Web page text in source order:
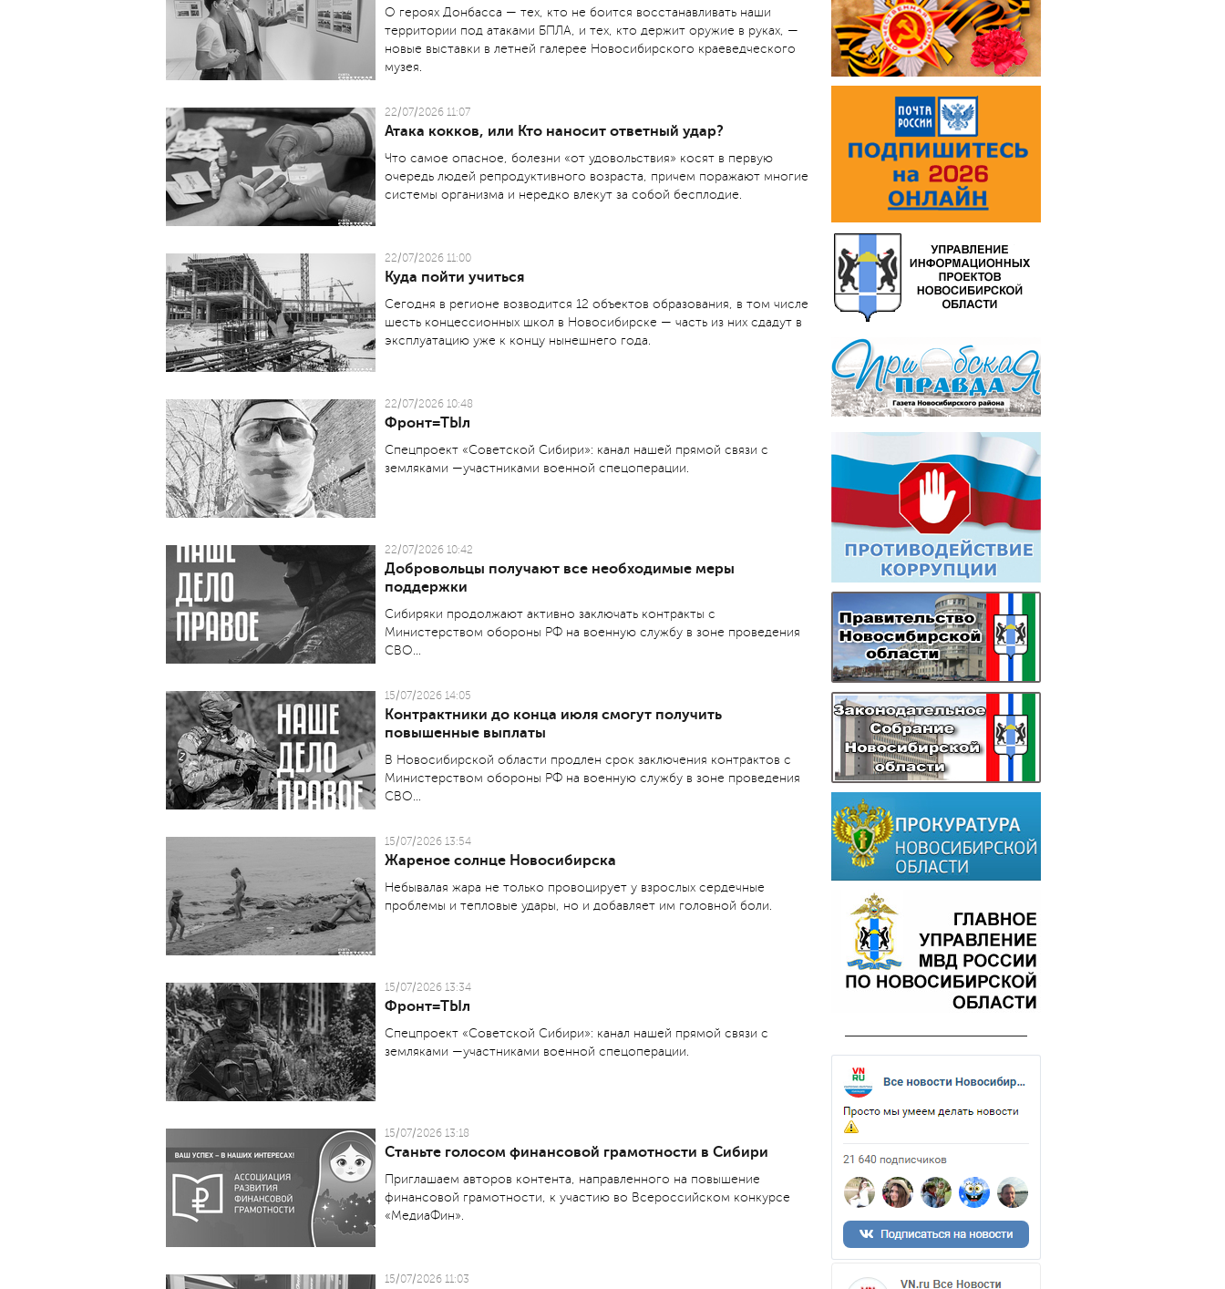
О героях Донбасса — тех, кто не боится восстанавливать наши
территории под атаками БПЛА, и тех, кто держит оружие в руках, —
новые выставки в летней галерее Новосибирского краеведческого
музея.
22/07/2026 11:07
Атака кокков, или Кто наносит ответный удар?
Что самое опасное, болезни «от удовольствия» косят в первую
очередь людей репродуктивного возраста, причем поражают многие
системы организма и нередко влекут за собой бесплодие.
22/07/2026 11:00
Куда пойти учиться
Сегодня в регионе возводится 12 объектов образования, в том числе
шесть концессионных школ в Новосибирске — часть из них сдадут в
эксплуатацию уже к концу нынешнего года.
22/07/2026 10:48
Фронт=ТЫл
Спецпроект «Советской Сибири»: канал нашей прямой связи с
земляками —участниками военной спецоперации.
22/07/2026 10:42
Добровольцы получают все необходимые меры
поддержки
Сибиряки продолжают активно заключать контракты с
Министерством обороны РФ на военную службу в зоне проведения
СВО...
15/07/2026 14:05
Контрактники до конца июля смогут получить
повышенные выплаты
В Новосибирской области продлен срок заключения контрактов с
Министерством обороны РФ на военную службу в зоне проведения
СВО...
15/07/2026 13:54
Жареное солнце Новосибирска
Небывалая жара не только провоцирует у взрослых сердечные
проблемы и тепловые удары, но и добавляет им головной боли.
15/07/2026 13:34
Фронт=ТЫл
Спецпроект «Советской Сибири»: канал нашей прямой связи с
земляками —участниками военной спецоперации.
15/07/2026 13:18
Станьте голосом финансовой грамотности в Сибири
Приглашаем авторов контента, направленного на повышение
финансовой грамотности, к участию во Всероссийском конкурсе
«МедиаФин».
15/07/2026 11:03